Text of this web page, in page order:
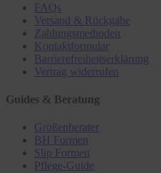
FAQs
Versand & Rückgabe
Zahlungsmethoden
Kontaktformular
Barrierefreiheitserklärung
Vertrag widerrufen
Guides & Beratung
Größenberater
BH Formen
Slip Formen
Pflege-Guide